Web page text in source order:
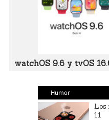
watchOS 9.6 y tvOS
Humor
Los
11